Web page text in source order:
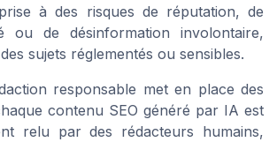
à des risques de réputation, de
ou de désinformation involontaire,
sujets réglementés ou sensibles.
responsable met en place des
contenu SEO généré par IA est
relu par des rédacteurs humains,